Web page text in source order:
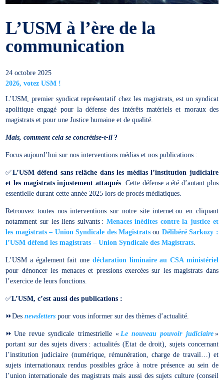
L’USM à l’ère de la
communication
24 octobre 2025
2026, votez USM !
L’USM, premier syndicat représentatif chez les magistrats, est un syndicat
apolitique engagé pour la défense des intérêts matériels et moraux des
magistrats et pour une Justice humaine et de qualité.
Mais, comment cela se concrétise-t-il?
Focus aujourd’hui sur nos interventions médias et nos publications :
✅L’USM défend sans relâche dans les médias l’institution judiciaire
et les magistrats injustement attaqués . Cette défense a été d’autant plus
essentielle durant cette année 2025 lors de procès médiatiques.
Retrouvez toutes nos interventions sur notre site internet ou en cliquant
notamment sur les liens suivants : Menaces inédites contre la justice et
les magistrats – Union Syndicale des Magistratsou Délibéré Sarkozy :
l’USM défend les magistrats – Union Syndicale des Magistrats
L’USM a également fait une déclaration liminaire au CSA ministériel
pour dénoncer les menaces et pressions exercées sur les magistrats dans
l’exercice de leurs fonctions.
✅L’USM, c’est aussi des publications :
⏩️Desnewsletters pour vous informer sur des thèmes d’actualité.
⏩️Une revue syndicale trimestrielle « Le nouveau pouvoir judiciaire »
portant sur des sujets divers : actualités (Etat de droit), sujets concernant
l’institution judiciaire (numérique, rémunération, charge de travail…) et
sujets internationaux rendus possibles grâce à notre présence au sein de
l’union internationale des magistrats mais aussi des sujets culture (conseil